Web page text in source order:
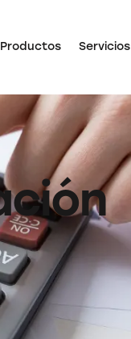
Productos Servicios